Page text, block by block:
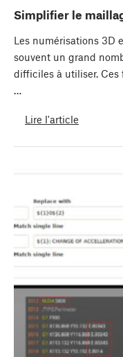
Simplifier le
Les numérisations 3D
souvent un grand
difficiles à utiliser. Ces
…
Lire l'article